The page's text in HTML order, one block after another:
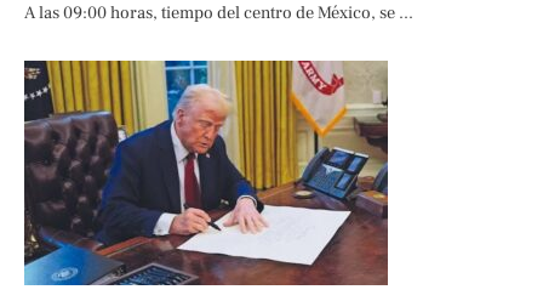
A las 09:00 horas, tiempo del centro de México, se ...